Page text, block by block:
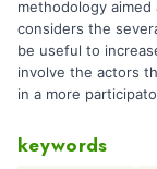
methodology
considers the
be useful to
involve the actors
in a more
keywords